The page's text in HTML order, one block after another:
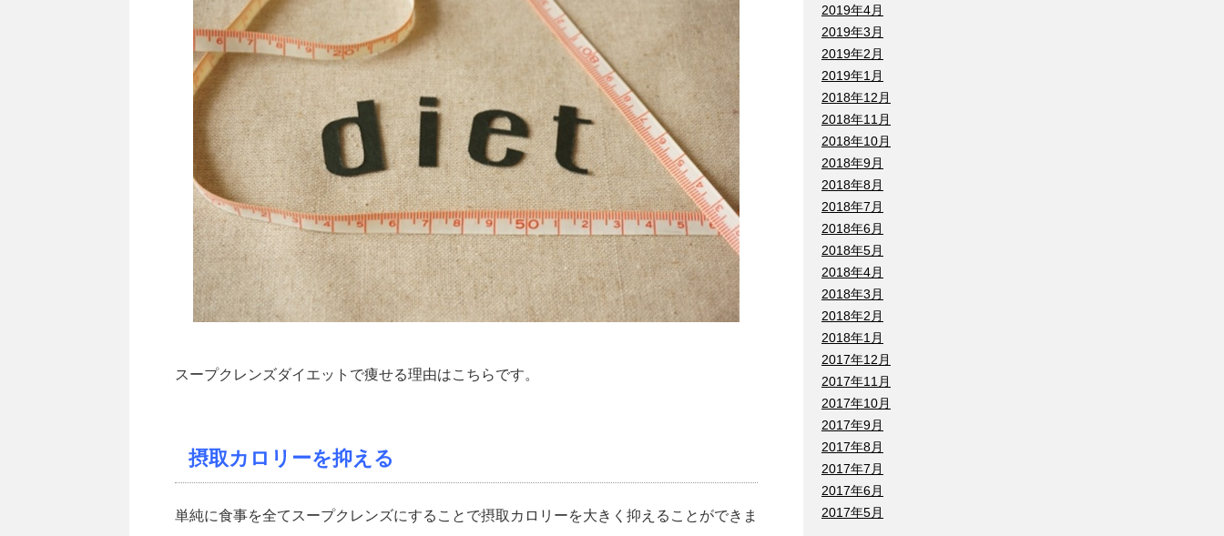
スープクレンズダイエットで痩せる理由はこちらです。
摂取カロリーを抑える
単純に食事を全てスープクレンズにすることで摂取カロリーを大きく抑えることができま
2019年4月
2019年3月
2019年2月
2019年1月
2018年12月
2018年11月
2018年10月
2018年9月
2018年8月
2018年7月
2018年6月
2018年5月
2018年4月
2018年3月
2018年2月
2018年1月
2017年12月
2017年11月
2017年10月
2017年9月
2017年8月
2017年7月
2017年6月
2017年5月